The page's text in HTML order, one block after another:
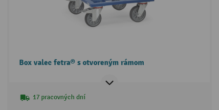
Box valec fetra® s otvoreným rámom
17 pracovných dní